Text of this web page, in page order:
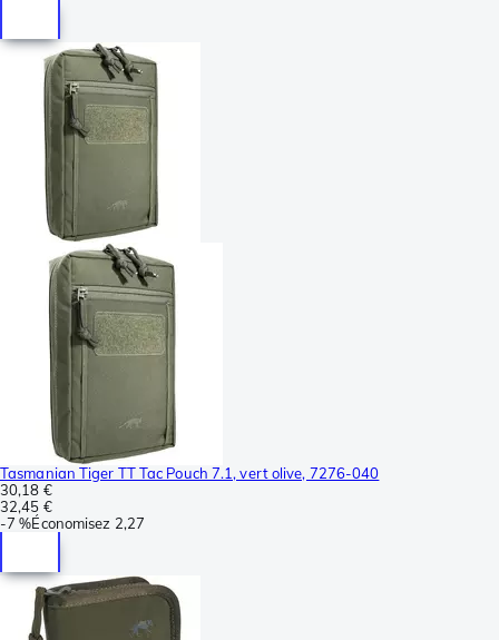
Tasmanian Tiger TT Tac Pouch 7.1, vert olive, 7276-040
30,18 €
32,45 €
-7 %Économisez 2,27